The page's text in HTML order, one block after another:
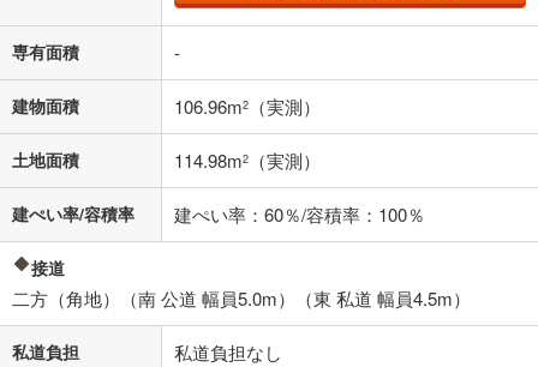
条件によってお借り入れができないことがあります。
不動産会社に購入相談をする 無料
閉じる
専有面積 -
建物面積 106.96m2 （実測）
土地面積 114.98m2 （実測）
建ぺい率/容積率 建ぺい率：60％/容積率：100％
接道
二方（角地）（南 公道 幅員5.0m）（東 私道 幅員4.5m）
私道負担 私道負担なし